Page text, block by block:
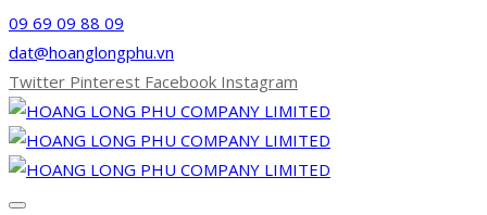
09 69 09 88 09
dat@hoanglongphu.vn
Twitter Pinterest Facebook Instagram